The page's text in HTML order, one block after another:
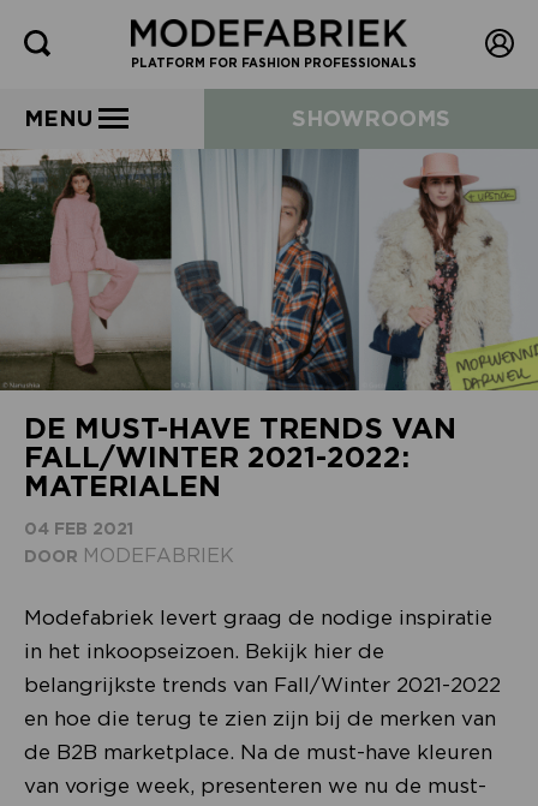
PLATFORM FOR FASHION PROFESSIONALS
MENU SHOWROOMS
DE MUST-HAVE TRENDS VAN
FALL/WINTER 2021-2022:
MATERIALEN
04 FEB 2021
DOOR MODEFABRIEK
Modefabriek levert graag de nodige inspiratie
in het inkoopseizoen. Bekijk hier de
belangrijkste trends van Fall/Winter 2021-2022
en hoe die terug te zien zijn bij de merken van
de B2B marketplace. Na de must-have kleuren
van vorige week, presenteren we nu de must-